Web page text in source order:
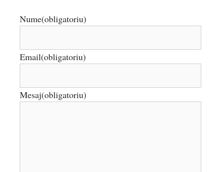
Nume(obligatoriu)
Email(obligatoriu)
Mesaj(obligatoriu)